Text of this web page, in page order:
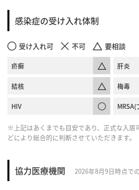
感染症の受け入れ体制
受け入れ可 不可 要相談
疥癬 肝炎
結核 梅毒
HIV
※上記はあくまでも目安であり、正式な入居
どにより総合的に判断させていただきます。
協力医療機関 2026年8月9日時点で